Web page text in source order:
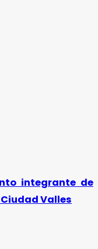
integrante de
Valles